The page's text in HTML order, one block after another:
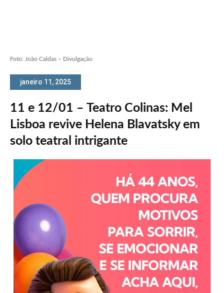
Foto: João Caldas – Divulgação
janeiro 11, 2025
11 e 12/01 – Teatro Colinas: Mel
Lisboa revive Helena Blavatsky em
solo teatral intrigante